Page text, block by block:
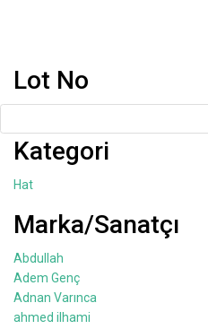
Lot No
Kategori
Hat
Marka/Sanatçı
Abdullah
Adem Genç
Adnan Varınca
ahmed ilhami